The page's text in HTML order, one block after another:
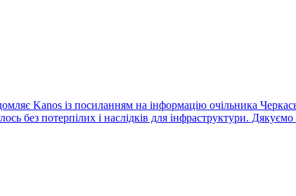
Kanos із посиланням на інформацію очільника
без потерпілих і наслідків для інфраструктури.